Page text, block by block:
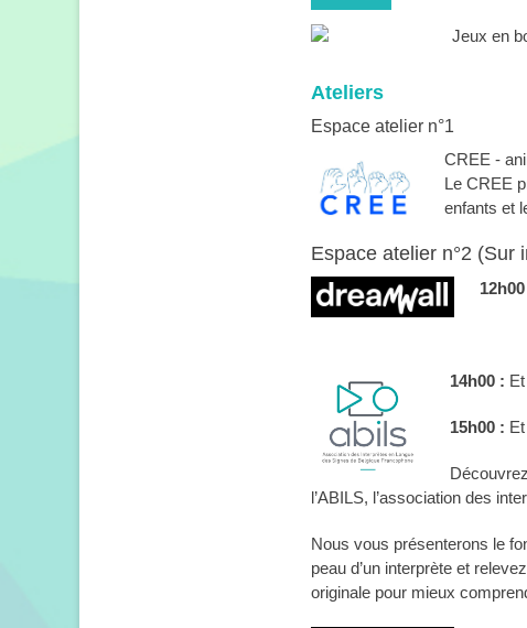
Jeux en
Ateliers
Espace atelier n°1
CREE -
Le CREE
enfants et
Espace atelier n°2 (Sur
12h00
14h00 :
15h00 :
l’ABILS, l’association des
Nous vous présenterons le
peau d’un interprète et
originale pour mieux